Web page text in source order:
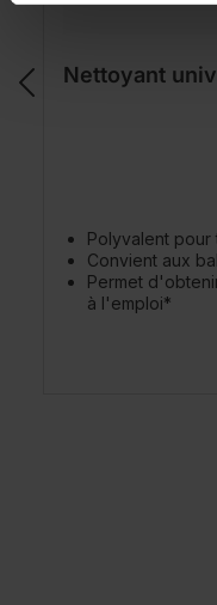
Nettoyant
Polyvalent pour
Convient aux
Permet
à l'emploi*